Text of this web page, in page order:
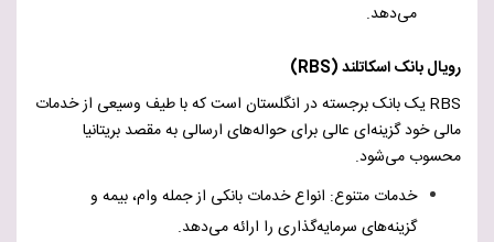
می‌دهد.
رویال بانک اسکاتلند (RBS
)
RBSیک بانک برجسته در انگلستان است که با طیف وسیعی از خدمات
مالی خود گزینه‌ای عالی برای حواله‌های ارسالی به مقصد بریتانیا
محسوب می‌شود.
خدمات متنوع: انواع خدمات بانکی از جمله وام، بیمه و
گزینه‌های سرمایه‌گذاری را ارائه می‌دهد.